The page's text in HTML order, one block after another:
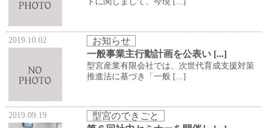
2019.10.02 お知らせ
一般事業主行動計画を公表い [...]
型宮産業有限会社では、次世代育成支援対策
推進法に基づき「一般 [...]
2019.09.19 型宮のできごと